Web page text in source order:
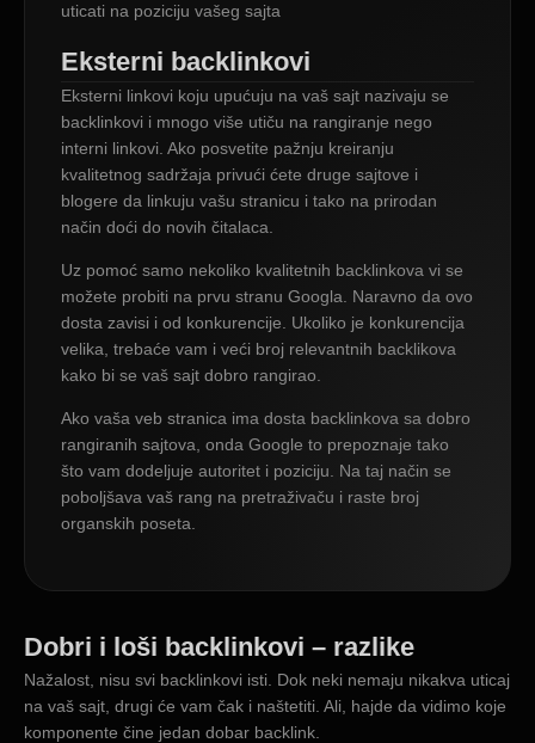
uticati na poziciju vašeg sajta
Eksterni backlinkovi
Eksterni linkovi koju upućuju na vaš sajt nazivaju se
backlinkovi i mnogo više utiču na rangiranje nego
interni linkovi. Ako posvetite pažnju kreiranju
kvalitetnog sadržaja privući ćete druge sajtove i
blogere da linkuju vašu stranicu i tako na prirodan
način doći do novih čitalaca.
Uz pomoć samo nekoliko kvalitetnih backlinkova vi se
možete probiti na prvu stranu Googla. Naravno da ovo
dosta zavisi i od konkurencije. Ukoliko je konkurencija
velika, trebaće vam i veći broj relevantnih backlikova
kako bi se vaš sajt dobro rangirao.
Ako vaša veb stranica ima dosta backlinkova sa dobro
rangiranih sajtova, onda Google to prepoznaje tako
što vam dodeljuje autoritet i poziciju. Na taj način se
poboljšava vaš rang na pretraživaču i raste broj
organskih poseta.
Dobri i loši backlinkovi – razlike
Nažalost, nisu svi backlinkovi isti. Dok neki nemaju nikakva uticaj
na vaš sajt, drugi će vam čak i naštetiti. Ali, hajde da vidimo koje
komponente čine jedan dobar backlink.